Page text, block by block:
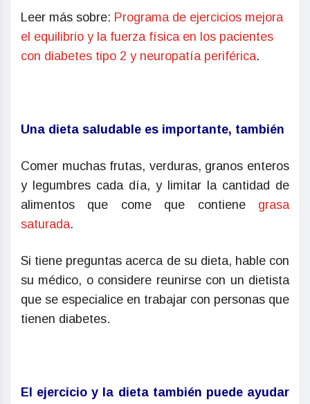
Leer más sobre: Programa de ejercicios mejora
el equilibrio y la fuerza física en los pacientes
con diabetes tipo 2 y neuropatía periférica.
Una dieta saludable es importante, también
Comer muchas frutas, verduras, granos enteros
y legumbres cada día, y limitar la cantidad de
alimentos que come que contiene grasa
saturada.
Si tiene preguntas acerca de su dieta, hable con
su médico, o considere reunirse con un dietista
que se especialice en trabajar con personas que
tienen diabetes.
El ejercicio y la dieta también puede ayudar